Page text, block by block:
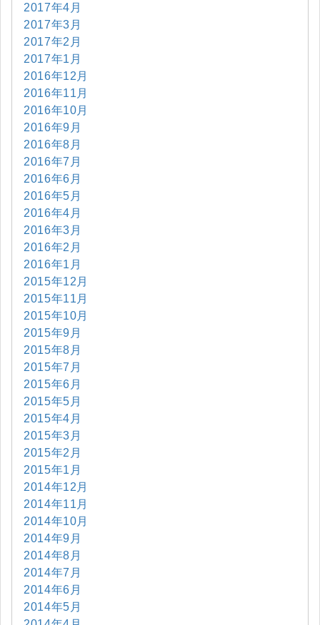
2017年4月
2017年3月
2017年2月
2017年1月
2016年12月
2016年11月
2016年10月
2016年9月
2016年8月
2016年7月
2016年6月
2016年5月
2016年4月
2016年3月
2016年2月
2016年1月
2015年12月
2015年11月
2015年10月
2015年9月
2015年8月
2015年7月
2015年6月
2015年5月
2015年4月
2015年3月
2015年2月
2015年1月
2014年12月
2014年11月
2014年10月
2014年9月
2014年8月
2014年7月
2014年6月
2014年5月